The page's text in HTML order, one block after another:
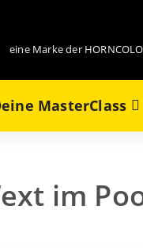
eine Marke der
MasterClass
im